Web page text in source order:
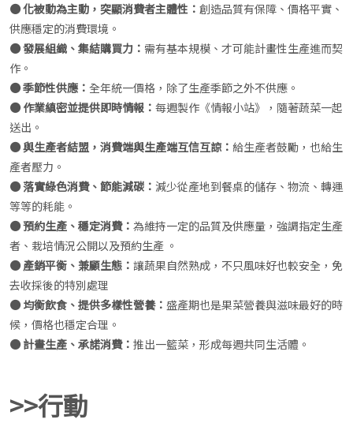
● 化被動為主動，突顯消費者主體性： 創造品質有保障、價格平實、
供應穩定的消費環境。
● 發展組織、集結購買力： 需有基本規模、才可能計畫性生產進而契
作。
● 季節性供應： 全年統一價格，除了生產季節之外不供應。
● 作業縝密並提供即時情報： 每週製作《情報小站》，隨著蔬菜一起
送出。
● 與生產者結盟，消費端與生產端互信互諒： 給生產者鼓勵，也給生
產者壓力。
● 落實綠色消費、節能減碳： 減少從產地到餐桌的儲存、物流、轉運
等等的耗能。
● 預約生產、穩定消費： 為維持一定的品質及供應量，強調指定生產
者、栽培情況公開以及預約生產 。
● 產銷平衡、兼顧生態： 讓蔬果自然熟成，不只風味好也較安全，免
去收採後的特別處理
● 均衡飲食、提供多樣性營養： 盛產期也是果菜營養與滋味最好的時
候，價格也穩定合理。
● 計畫生產、承諾消費： 推出一籃菜，形成每週共同生活體。
>>行動